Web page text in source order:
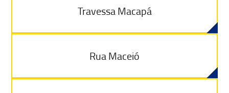
Travessa Macapá
Rua Maceió